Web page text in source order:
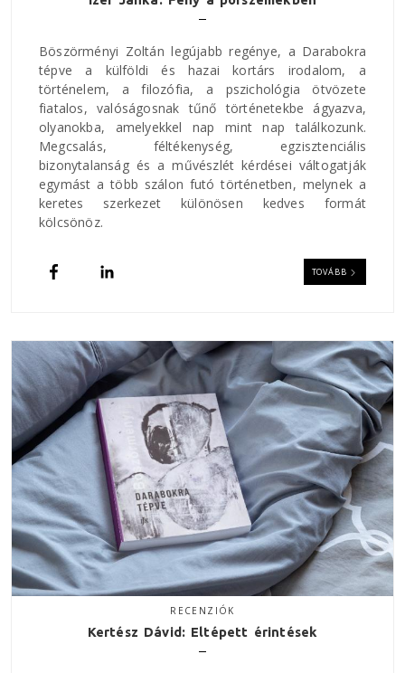
Böszörményi Zoltán legújabb regénye, a Darabokra
tépve a külföldi és hazai kortárs irodalom, a
történelem, a filozófia, a pszichológia ötvözete
fiatalos, valóságosnak tűnő történetekbe ágyazva,
olyanokba, amelyekkel nap mint nap találkozunk.
Megcsalás, féltékenység, egzisztenciális
bizonytalanság és a művészlét kérdései váltogatják
egymást a több szálon futó történetben, melynek a
keretes szerkezet különösen kedves formát
kölcsönöz.
TOVÁBB
RECENZIÓK
Kertész Dávid: Eltépett érintések